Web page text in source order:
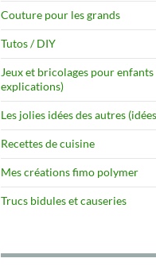
Couture pour les grands
Tutos / DIY
Jeux et bricolages pour enfants
explications)
Les jolies idées des autres
Recettes de cuisine
Mes créations fimo polymer
Trucs bidules et causeries